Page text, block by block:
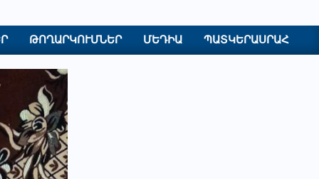
ԹՈՂԱՐԿՈՒՄՆԵՐ ՄԵԴԻԱ ՊԱՏԿԵՐԱՍՐԱՀ